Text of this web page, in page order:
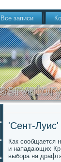
Все записи
'Сент-
Как сοобщается
и нападающих
выбοра на